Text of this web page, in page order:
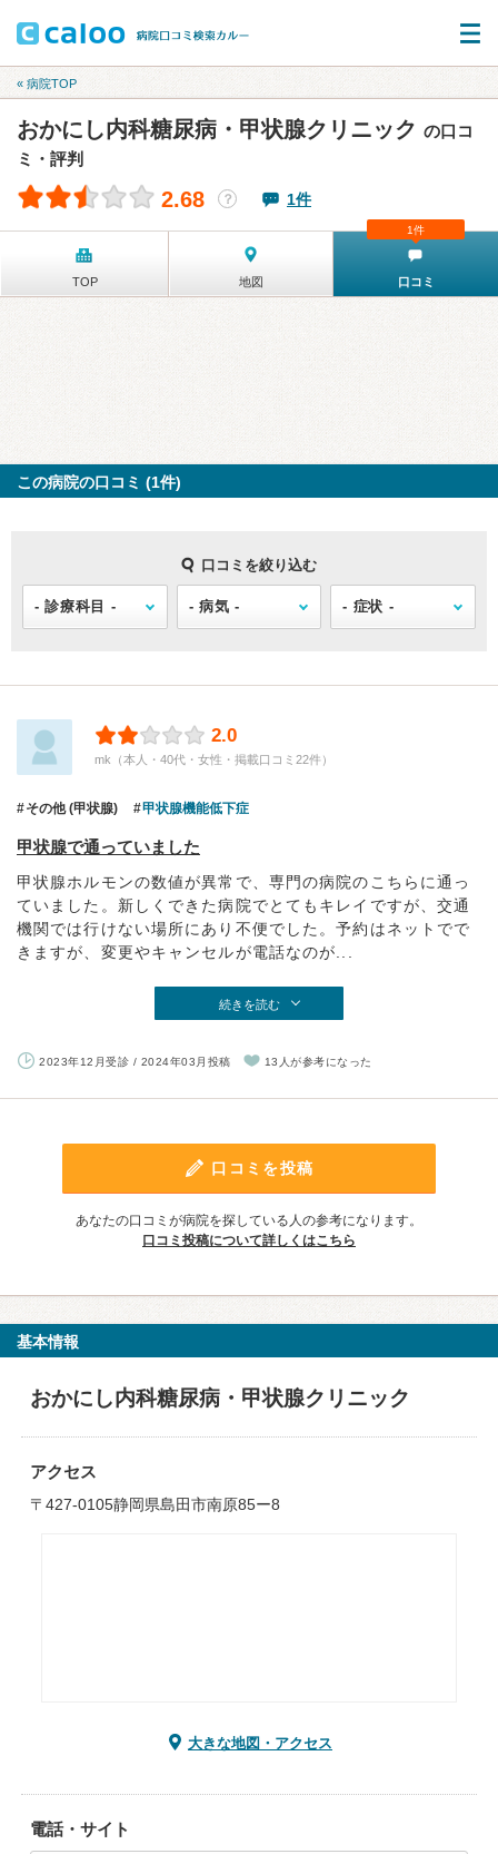
« 病院TOP
おかにし内科糖尿病・甲状腺クリニック の口コ
ミ・評判
2.68 ？ 1件
TOP 地図 口コミ
1件
この病院の口コミ (1件)
口コミを絞り込む
2.0
mk（本人・40代・女性・掲載口コミ22件）
その他 (甲状腺) 甲状腺機能低下症
甲状腺で通っていました
甲状腺ホルモンの数値が異常で、専門の病院のこちらに通っ
ていました。新しくできた病院でとてもキレイですが、交通
機関では行けない場所にあり不便でした。予約はネットでで
きますが、変更やキャンセルが電話なのが...
続きを読む
2023年12月受診 / 2024年03月投稿 13人が参考になった
口コミを投稿
あなたの口コミが病院を探している人の参考になります。
口コミ投稿について詳しくはこちら
基本情報
おかにし内科糖尿病・甲状腺クリニック
アクセス
〒427-0105静岡県島田市南原85ー8
大きな地図・アクセス
電話・サイト